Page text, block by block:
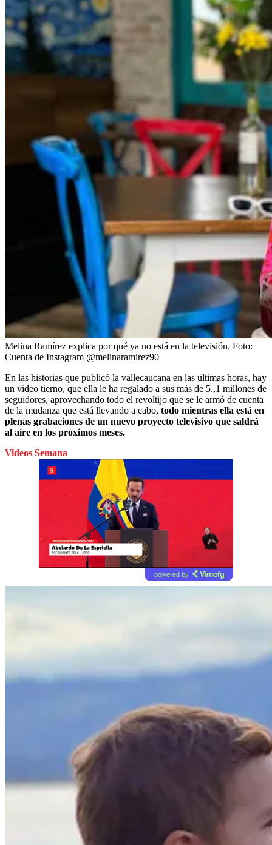
Melina Ramírez explica por qué ya no está en la televisión. Foto:
Cuenta de Instagram @melinaramirez90
En las historias que publicó la vallecaucana en las últimas horas, hay
un video tierno, que ella le ha regalado a sus más de 5.,1 millones de
seguidores, aprovechando todo el revoltijo que se le armó de cuenta
de la mudanza que está llevando a cabo, todo mientras ella está en
plenas grabaciones de un nuevo proyecto televisivo que saldrá
al aire en los próximos meses.
Videos Semana
powered by